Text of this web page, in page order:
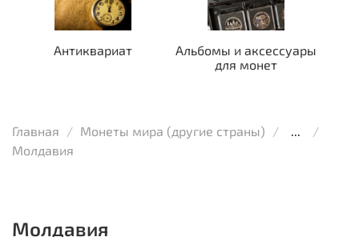
Антиквариат
Альбомы и аксессуары
для монет
Главная Монеты мира (другие страны)
...
Молдавия
Молдавия